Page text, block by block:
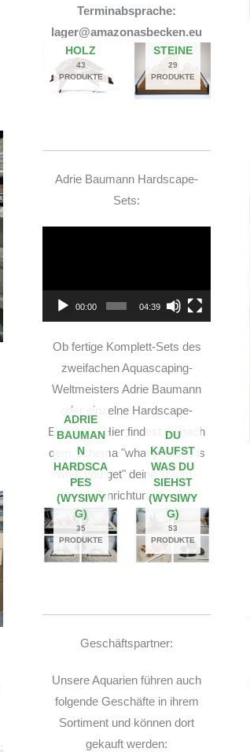
Terminabsprache:
lager@amazonasbecken.eu
HOLZ
43
PRODUKTE
STEINE
29
PRODUKTE
Adrie Baumann Hardscape-
Sets:
00:00 04:39
Ob fertige Komplett-Sets des
zweifachen Aquascaping-
Weltmeisters Adrie Baumann
oder einzelne Hardscape-
Elemente. Hier findest du nach
dem Schema "what you see is
what you get" deine Traum-
Einrichtung.
ADRIE
BAUMAN
N
HARDSCA
PES
(WYSIWY
G)
35
PRODUKTE
DU
KAUFST
WAS DU
SIEHST
(WYSIWY
G)
53
PRODUKTE
Geschäftspartner:
Unsere Aquarien führen auch
folgende Geschäfte in ihrem
Sortiment und können dort
gekauft werden: